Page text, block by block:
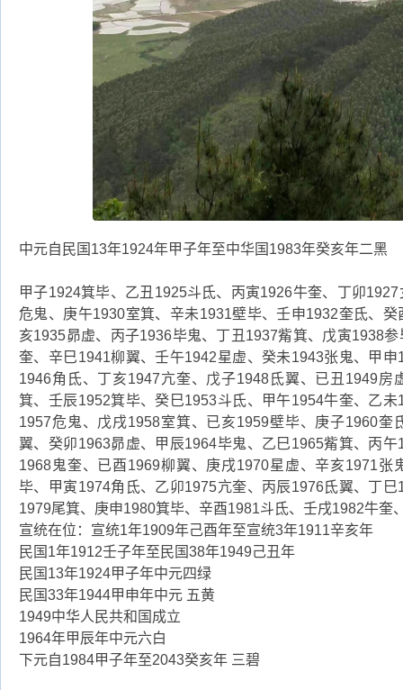
中元自民国13年1924年甲子年至中华国1983年癸亥年二黑
甲子1924箕毕、乙丑1925斗氐、丙寅1926牛奎、丁卯
危鬼、庚午1930室箕、辛未1931壁毕、壬申1932奎氐、
亥1935昴虚、丙子1936毕鬼、丁丑1937觜箕、戊寅1938
奎、辛巳1941柳翼、壬午1942星虚、癸未1943张鬼、甲
1946角氐、丁亥1947亢奎、戊子1948氐翼、已丑1949房
箕、壬辰1952箕毕、癸巳1953斗氐、甲午1954牛奎、乙
1957危鬼、戊戌1958室箕、已亥1959壁毕、庚子1960奎
翼、癸卯1963昴虚、甲辰1964毕鬼、乙巳1965觜箕、丙
1968鬼奎、已酉1969柳翼、庚戌1970星虚、辛亥1971张
毕、甲寅1974角氐、乙卯1975亢奎、丙辰1976氐翼、丁
1979尾箕、庚申1980箕毕、辛酉1981斗氐、壬戌1982牛奎
宣统在位：宣统1年1909年己酉年至宣统3年1911辛亥年
民国1年1912壬子年至民国38年1949己丑年
民国13年1924甲子年中元四绿
民国33年1944甲申年中元 五黄
1949中华人民共和国成立
1964年甲辰年中元六白
下元自1984甲子年至2043癸亥年 三碧